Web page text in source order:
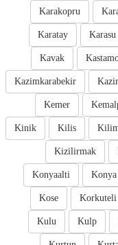
Karakopru
Karasu
Karatay
Kavak
Kazimkarabekir
Kemer
Kilis
Kinik
Kizilirmak
Konya
Konyaalti
Korkuteli
Kose
Kulp
Kulu